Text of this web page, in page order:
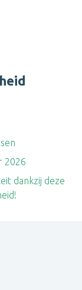
2026
dankzij deze